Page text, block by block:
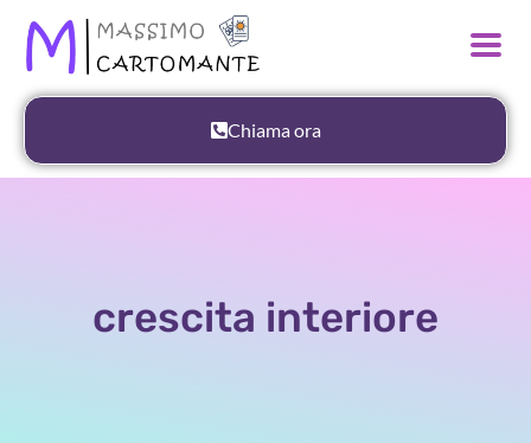
Chiama ora
crescita interiore